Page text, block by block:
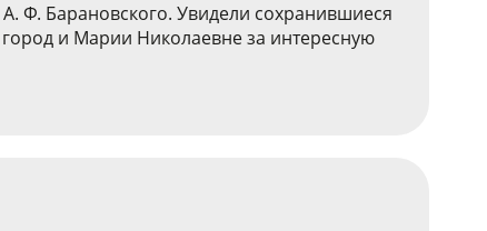
Ф. Барановского. Увидели сохранившиеся
и Марии Николаевне за интересную